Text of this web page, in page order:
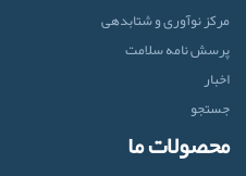
مرکز نوآوری و شتابدهی
پرسش نامه سلامت
اخبار
جستجو
محصولات ما